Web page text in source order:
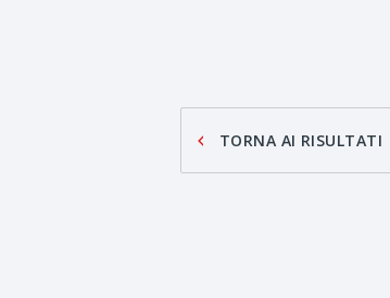
TORNA AI RISULTATI